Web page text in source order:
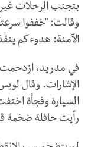
بتجنب الرحلات
وقالت: "خففوا
الآمنة: هدوءكم
في مدريد، ازدحمت
السيارة وفجأة
رأيت حافلة ضخمة